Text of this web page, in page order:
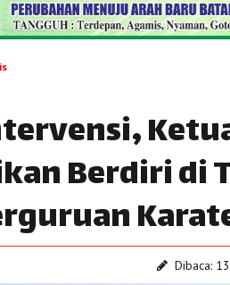
Berdiri di
Dibaca: